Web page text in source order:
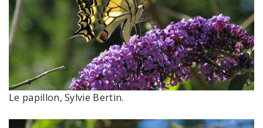
Le papillon, Sylvie Bertin.